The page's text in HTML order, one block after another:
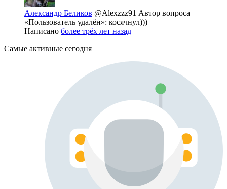
Александр Беликов @Alexzzz91 Автор вопроса
«Пользователь удалён»: косячнул)))
Написано более трёх лет назад
Самые активные сегодня